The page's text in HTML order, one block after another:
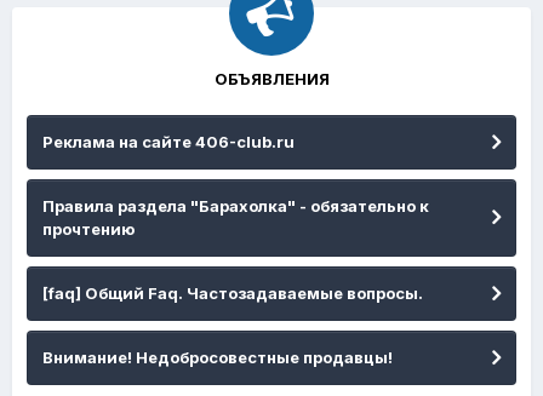
ОБЪЯВЛЕНИЯ
Реклама на сайте 406-club.ru
Правила раздела "Барахолка" - обязательно к
прочтению
[faq] Общий Faq. Частозадаваемые вопросы.
Внимание! Недобросовестные продавцы!